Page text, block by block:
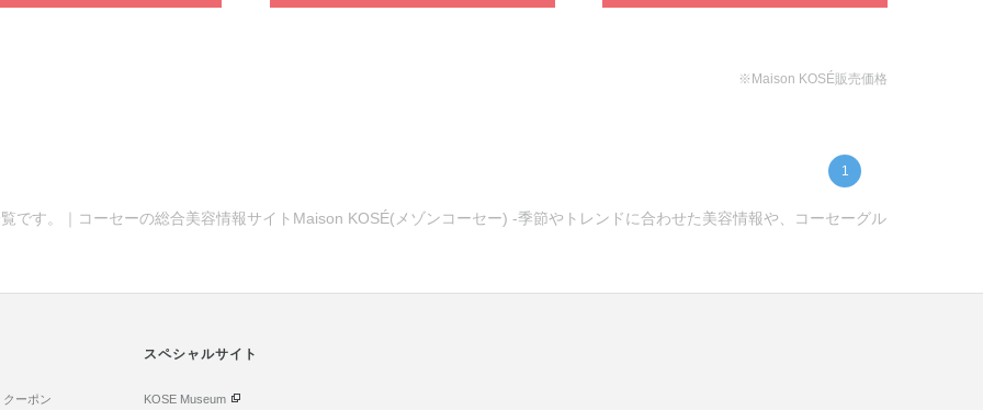
※Maison KOSÉ販売価格
1
です。｜コーセーの総合美容情報サイトMaison KOSÉ(メゾンコーセー) -季節やトレンドに合わせた美容情報や、コーセーグル
クーポン
スペシャルサイト
KOSE Museum